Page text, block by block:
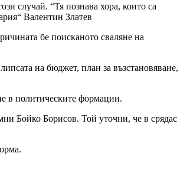
случай. “Тя познава хора, които са
Валентин Златев
бе поисканото сваляне на
на бюджет, план за възстановяване,
в политическите формации.
Бойко Борисов. Той уточни, че в срядас